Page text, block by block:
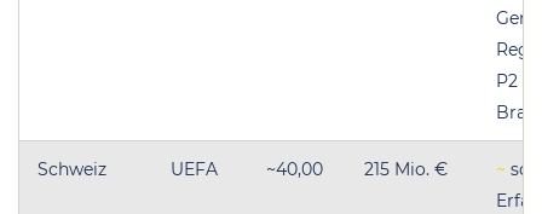
P2
Schweiz UEFA ~40,00 215 Mio. € ~